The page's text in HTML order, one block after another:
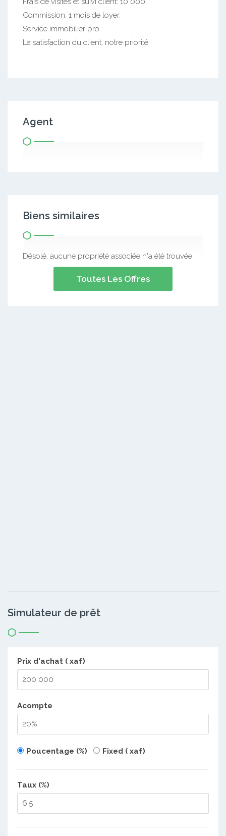
Commission: 1 mois de loyer.
Service immobilier pro
La satisfaction du client, notre priorité
Agent
Biens similaires
Désolé, aucune propriété associée n'a été trouvée.
Toutes Les Offres
Simulateur de prêt
Prix d'achat ( xaf)
Acompte
Poucentage (%) Fixed ( xaf)
Taux (%)